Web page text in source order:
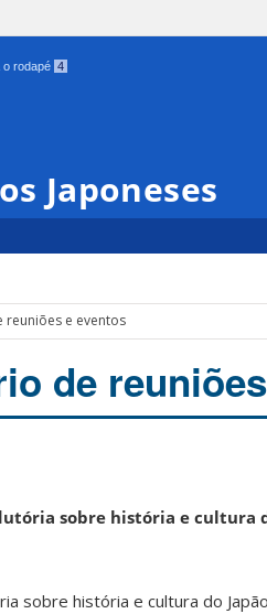
o rodapé 4
Japoneses
reuniões e eventos
de
sobre história e cultura
sobre história e cultura do